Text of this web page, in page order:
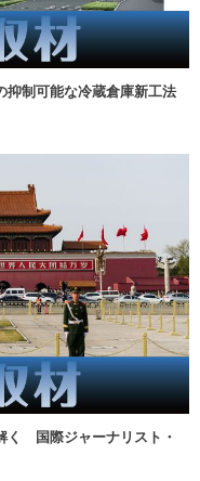
抑制可能な冷蔵倉庫新工法
く 国際ジャーナリスト・